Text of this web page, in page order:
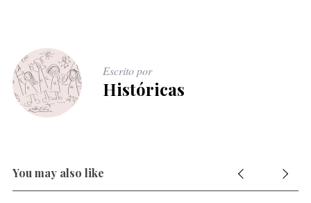
Escrito por
Históricas
You may also like